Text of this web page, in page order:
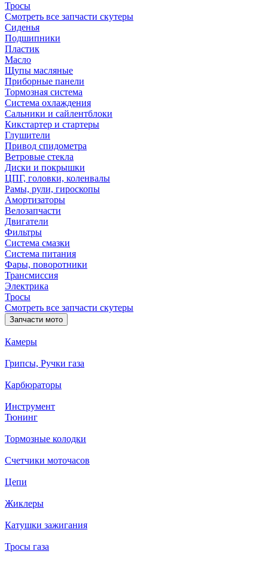
Тросы
Смотреть все запчасти скутеры
Сиденья
Подшипники
Пластик
Масло
Щупы масляные
Приборные панели
Тормозная система
Система охлаждения
Сальники и сайлентблоки
Кикстартер и стартеры
Глушители
Привод спидометра
Ветровые стекла
Диски и покрышки
ЦПГ, головки, коленвалы
Рамы, рули, гироскопы
Амортизаторы
Велозапчасти
Двигатели
Фильтры
Система смазки
Система питания
Фары, поворотники
Трансмиссия
Электрика
Тросы
Смотреть все запчасти скутеры
Запчасти мото
Камеры
Грипсы, Ручки газа
Карбюраторы
Инструмент
Тюнинг
Тормозные колодки
Счетчики моточасов
Цепи
Жиклеры
Катушки зажигания
Тросы газа